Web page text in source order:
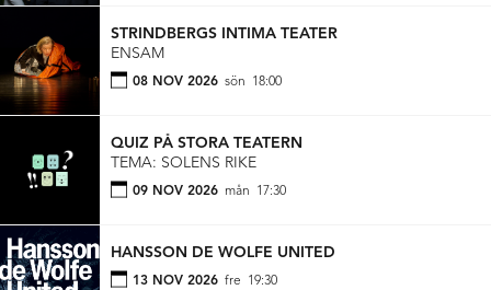
STRINDBERGS INTIMA TEATER
ENSAM
08 NOV 2026 sön 18:00
QUIZ PÅ STORA TEATERN
TEMA: SOLENS RIKE
09 NOV 2026 mån 17:30
HANSSON DE WOLFE UNITED
13 NOV 2026 fre 19:30